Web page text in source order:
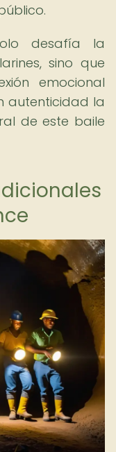
desafía la
sino que
emocional
autenticidad la
de este baile